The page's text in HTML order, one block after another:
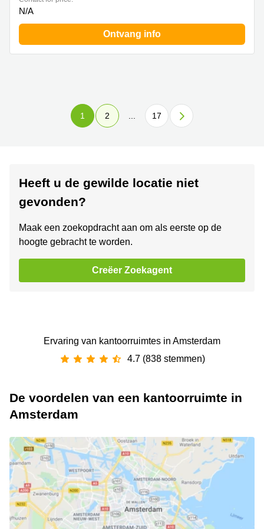
N/A
Ontvang info
1 2 17
Heeft u de gewilde locatie niet
gevonden?
Maak een zoekopdracht aan om als eerste op de
hoogte gebracht te worden.
Creëer Zoekagent
Ervaring van ‪kantoorruimtes‬ in Amsterdam
4.7 (838 stemmen)
De voordelen van een kantoorruimte in
Amsterdam